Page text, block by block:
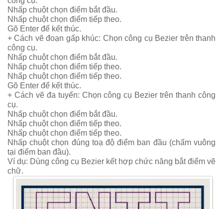
Nhấp chuột chọn điểm bắt đầu.
Nhấp chuột chọn điểm tiếp theo.
Gõ Enter để kết thúc.
+ Cách vẽ đoạn gấp khúc: Chọn công cụ Bezier trên thanh
công cụ.
Nhấp chuột chọn điểm bắt đầu.
Nhấp chuột chọn điểm tiếp theo.
Nhấp chuột chọn điểm tiếp theo.
Gõ Enter để kết thúc.
+ Cách vẽ đa tuyến: Chọn công cụ Bezier trên thanh công
cụ.
Nhấp chuột chọn điểm bắt đầu.
Nhấp chuột chọn điểm tiếp theo.
Nhấp chuột chọn điểm tiếp theo.
Nhấp chuột chọn đúng toạ độ điểm ban đầu (chấm vuông
tại điểm ban đầu).
Ví dụ: Dùng công cụ Bezier kết hợp chức năng bắt điểm vẽ
chữ.